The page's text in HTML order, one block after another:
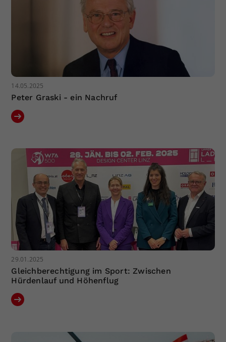
14.05.2025
Peter Graski - ein Nachruf
29.01.2025
Gleichberechtigung im Sport: Zwischen
Hürdenlauf und Höhenflug